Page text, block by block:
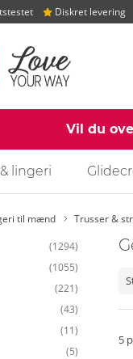
Diskret levering
Vil du
lingeri
til mænd Trusser &
(1294)
(1055)
(221)
(43)
(11)
(5)
5